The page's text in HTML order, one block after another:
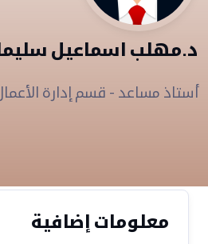
د.مهلب اسماعيل
أستاذ مساعد - قسم إدارة
معلومات إضافية